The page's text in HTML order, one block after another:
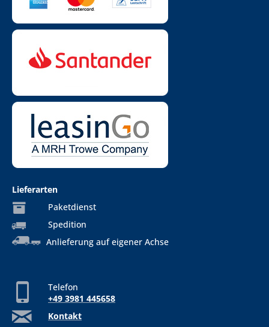
Lieferarten
Paketdienst
Spedition
Anlieferung auf eigener Achse
Telefon
+49 3981 445658
Kontakt